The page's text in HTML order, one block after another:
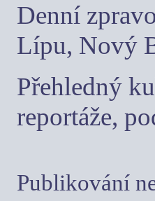
Denní
Lípu, Nový
Přehledný
reportáže,
Publikování